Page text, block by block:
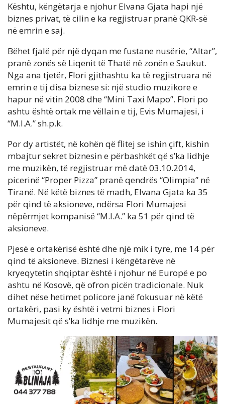
Kështu, këngëtarja e njohur Elvana Gjata hapi një
biznes privat, të cilin e ka regjistruar pranë QKR-së
në emrin e saj.
Bëhet fjalë për një dyqan me fustane nusërie, “Altar”,
pranë zonës së Liqenit të Thatë në zonën e Saukut.
Nga ana tjetër, Flori gjithashtu ka të regjistruara në
emrin e tij disa biznese si: një studio muzikore e
hapur në vitin 2008 dhe “Mini Taxi Mapo”. Flori po
ashtu është ortak me vëllain e tij, Evis Mumajesi, i
“M.I.A.” sh.p.k.
Por dy artistët, në kohën që flitej se ishin çift, kishin
mbajtur sekret biznesin e përbashkët që s’ka lidhje
me muzikën, të regjistruar më datë 03.10.2014,
picerinë “Proper Pizza” pranë qendrës “Olimpia” në
Tiranë. Në këtë biznes të madh, Elvana Gjata ka 35
për qind të aksioneve, ndërsa Flori Mumajesi
nëpërmjet kompanisë “M.I.A.” ka 51 për qind të
aksioneve.
Pjesë e ortakërisë është dhe një mik i tyre, me 14 për
qind të aksioneve. Biznesi i këngëtarëve në
kryeqytetin shqiptar është i njohur në Europë e po
ashtu në Kosovë, që ofron picën tradicionale. Nuk
dihet nëse hetimet policore janë fokusuar në këtë
ortakëri, pasi ky është i vetmi biznes i Flori
Mumajesit që s’ka lidhje me muzikën.